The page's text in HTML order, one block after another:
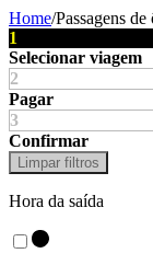
Home/Passagens de
1
Selecionar viagem
2
Pagar
3
Confirmar
Limpar filtros
Hora da saída